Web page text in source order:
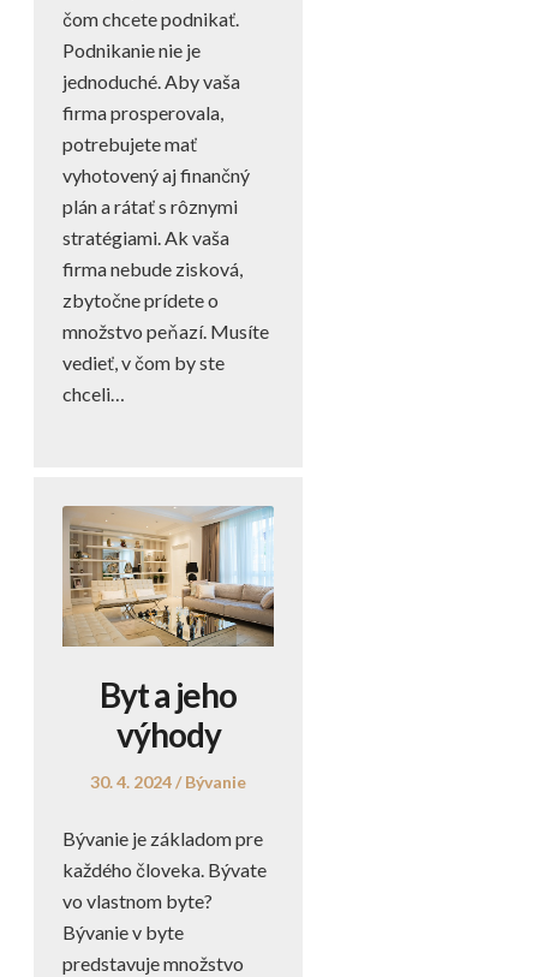
čom chcete podnikať.
Podnikanie nie je
jednoduché. Aby vaša
firma prosperovala,
potrebujete mať
vyhotovený aj finančný
plán a rátať s rôznymi
stratégiami. Ak vaša
firma nebude zisková,
zbytočne prídete o
množstvo peňazí. Musíte
vedieť, v čom by ste
chceli…
Byt a jeho
výhody
Posted
30. 4. 2024
Posted
Bývanie
Bývanie je základom pre
každého človeka. Bývate
vo vlastnom byte?
Bývanie v byte
predstavuje množstvo